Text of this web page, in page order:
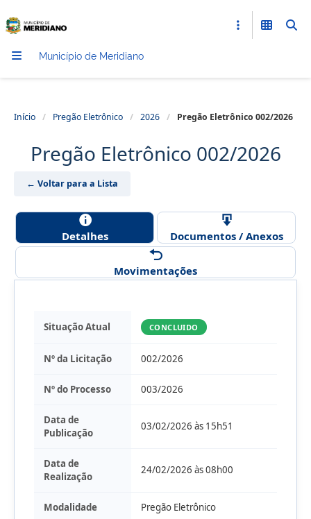
Município de Meridiano
Início / Pregão Eletrônico / 2026 / Pregão Eletrônico 002/2026
Pregão Eletrônico 002/2026
← Voltar para a Lista
Detalhes Documentos / Anexos
Movimentações
Situação Atual CONCLUIDO
Nº da Licitação 002/2026
Nº do Processo 003/2026
Data de
Publicação
03/02/2026 às 15h51
Data de
Realização
24/02/2026 às 08h00
Modalidade Pregão Eletrônico